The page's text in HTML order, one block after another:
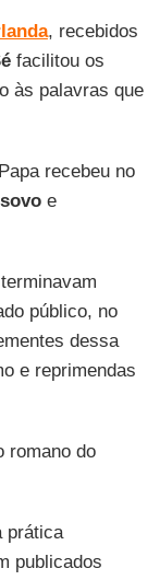
, recebidos
facilitou os
às palavras que
recebeu no
e
terminavam
público, no
dessa
e reprimendas
romano do
prática
publicados